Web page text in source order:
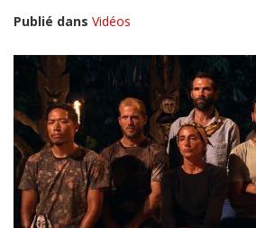
Publié dans Vidéos